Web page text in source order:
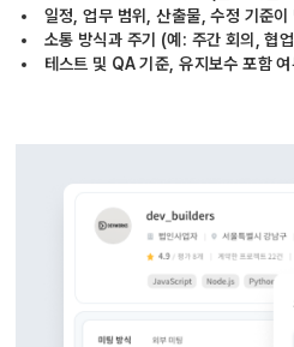
일정, 업무 범위, 산출물, 수정 기준이
소통 방식과 주기 (예: 주간 회의, 협
테스트 및 QA 기준, 유지보수 포함